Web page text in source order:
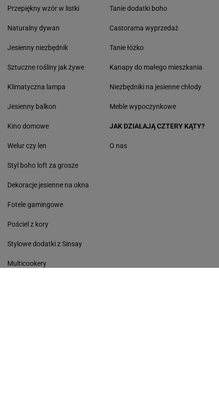
Przepiękny wzór w listki
Naturalny dywan
Jesienny niezbędnik
Sztuczne rośliny jak żywe
Klimatyczna lampa
Jesienny balkon
Tanie dodatki boho
Castorama wyprzedaż
Tanie łóżko
Kanapy do małego mieszkania
Niezbędniki na jesienne chłody
Meble wypoczynkowe
Kino domowe
Welur czy len
Styl boho loft za grosze
Dekoracje jesienne na okna
Fotele gamingowe
Pościel z kory
Stylowe dodatki z Sinsay
Multicookery
JAK DZIAŁAJĄ CZTERY KĄTY?
O nas